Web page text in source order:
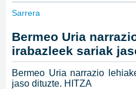
Sarrera
Bermeo Uria
irabazleek sariak
Bermeo Uria narrazio
jaso dituzte. HITZA